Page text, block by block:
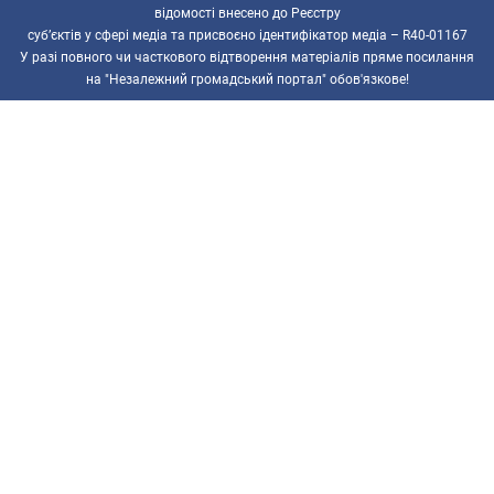
відомості внесено до Реєстру
суб’єктів у сфері медіа та присвоєно ідентифікатор медіа – R40-01167
У разі повного чи часткового відтворення матеріалів пряме посилання
на "Незалежний громадський портал" обов'язкове!